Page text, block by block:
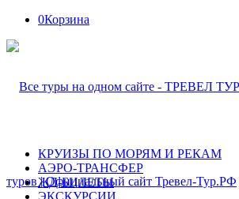
0Корзина
КРУИЗЫ ПО МОРЯМ И РЕКАМ
АЭРО-ТРАНСФЕР
ЖД-БИЛЕТЫ
ЭКСКУРСИИ